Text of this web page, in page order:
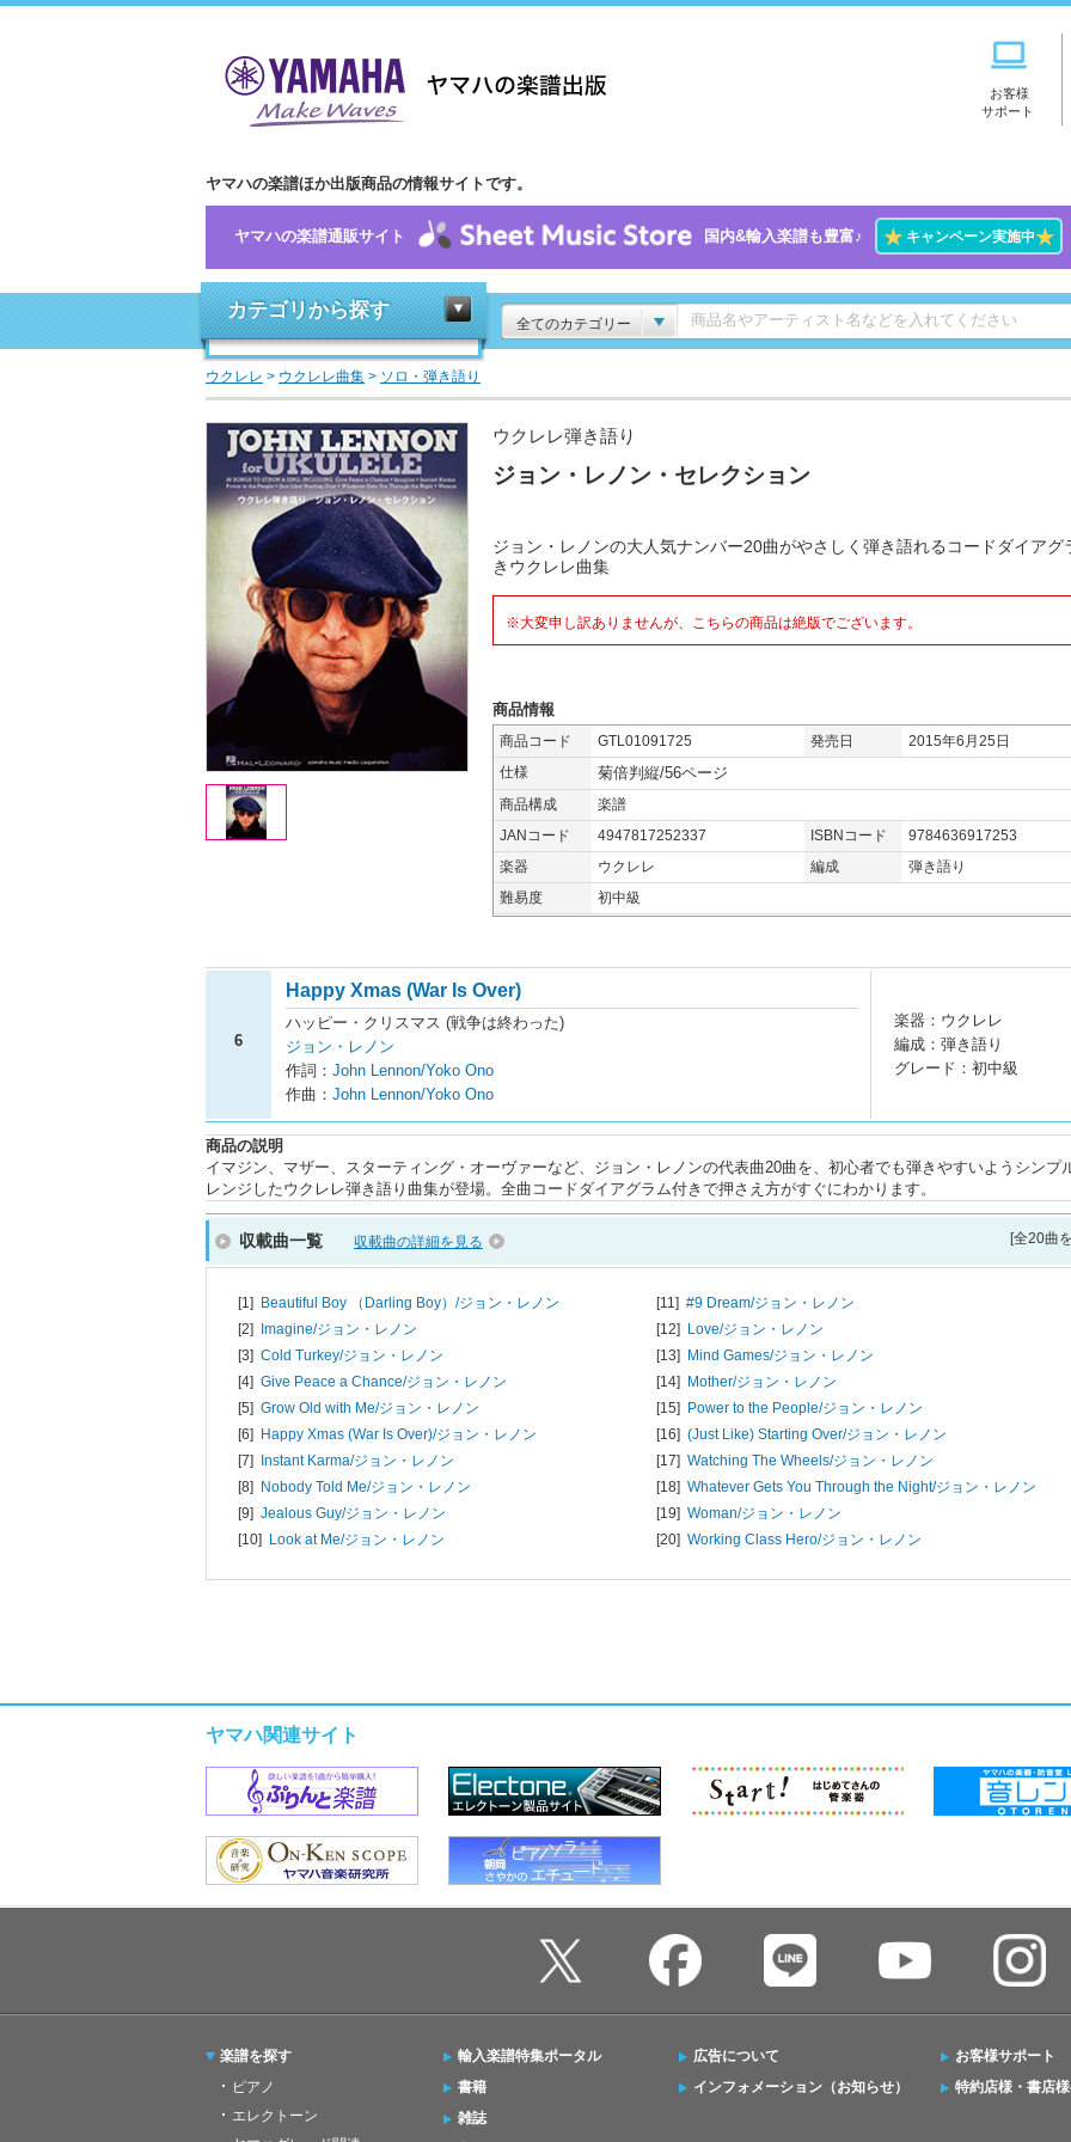
お客様
サポート
ヤマハの楽譜ほか出版商品の情報サイトです。
ヤマハの楽譜通販サイト 国内&輸入楽譜も豊富♪ ★キャンペーン実施中★
カテゴリから探す
全てのカテゴリー
ウクレレ > ウクレレ曲集 > ソロ・弾き語り
ウクレレ弾き語り
ジョン・レノン・セレクション
ジョン・レノンの大人気ナンバー20曲がやさしく弾き語れるコードダイアグ
きウクレレ曲集
※大変申し訳ありませんが、こちらの商品は絶版でございます。
商品情報
商品コード GTL01091725 発売日
2015年6月25日
仕様
菊倍判縦/56ページ
商品構成
楽譜
JANコード
4947817252337 ISBNコード
9784636917253
楽器
ウクレレ 編成
弾き語り
難易度
初中級
6
Happy Xmas (War Is Over)
ハッピー・クリスマス (戦争は終わった)
ジョン・レノン
作詞： John Lennon/Yoko Ono
作曲： John Lennon/Yoko Ono
楽器：ウクレレ
編成：弾き語り
グレード：初中級
商品の説明
イマジン、マザー、スターティング・オーヴァーなど、ジョン・レノンの代表曲20曲を、初心者でも弾きやすいようシンプ
レンジしたウクレレ弾き語り曲集が登場。全曲コードダイアグラム付きで押さえ方がすぐにわかります。
収載曲一覧 収載曲の詳細を見る [全20曲
[1] Beautiful Boy （Darling Boy）/ジョン・レノン
[2] Imagine/ジョン・レノン
[3] Cold Turkey/ジョン・レノン
[4] Give Peace a Chance/ジョン・レノン
[5] Grow Old with Me/ジョン・レノン
[6] Happy Xmas (War Is Over)/ジョン・レノン
[7] Instant Karma/ジョン・レノン
[8] Nobody Told Me/ジョン・レノン
[9] Jealous Guy/ジョン・レノン
[10] Look at Me/ジョン・レノン
[11] #9 Dream/ジョン・レノン
[12] Love/ジョン・レノン
[13] Mind Games/ジョン・レノン
[14] Mother/ジョン・レノン
[15] Power to the People/ジョン・レノン
[16] (Just Like) Starting Over/ジョン・レノン
[17] Watching The Wheels/ジョン・レノン
[18] Whatever Gets You Through the Night/ジョン・レノン
[19] Woman/ジョン・レノン
[20] Working Class Hero/ジョン・レノン
ヤマハ関連サイト
楽譜を探す
ピアノ
エレクトーン
輸入楽譜特集ポータル
書籍
雑誌
広告について
インフォメーション（お知らせ）
お客様サポート
特約店様・書店